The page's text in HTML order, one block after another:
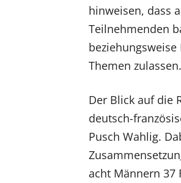
hinweisen, dass
Teilnehmenden
Themen zulassen.
Der Blick auf die
deutsch-
Pusch Wahlig.
acht Männern 37